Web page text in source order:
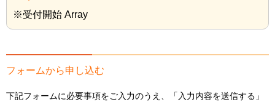
※受付開始 Array
フォームから申し込む
下記フォームに必要事項をご入力のうえ、「入力内容を送信する」